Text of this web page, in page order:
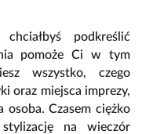
podkreślić
pomoże Ci w tym
wszystko, czego
oraz miejsca imprezy,
osoba. Czasem ciężko
na wieczór